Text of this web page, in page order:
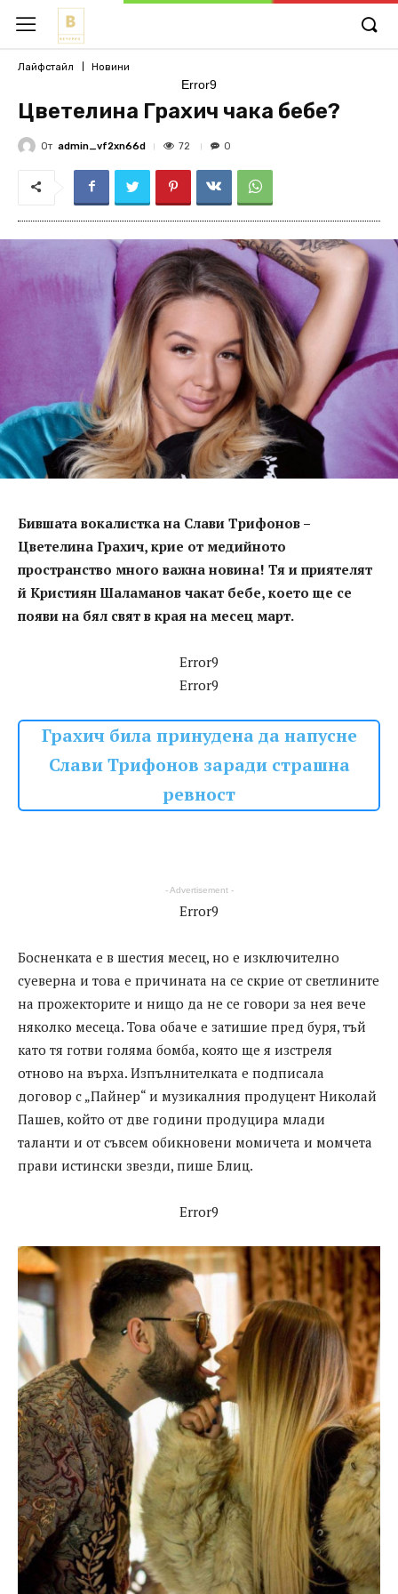
Лайфстайл Новини
Error9
Цветелина Грахич чака бебе?
От admin_vf2xn66d 72 0
Бившата вокалистка на Слави Трифонов –
Цветелина Грахич, крие от медийното
пространство много важна новина! Тя и приятелят
й Кристиян Шаламанов чакат бебе, което ще се
появи на бял свят в края на месец март.
Error9
Error9
Грахич била принудена да напусне
Слави Трифонов заради страшна
ревност
- Advertisement -
Error9
Босненката е в шестия месец, но е изключително
суеверна и това е причината на се скрие от светлините
на прожекторите и нищо да не се говори за нея вече
няколко месеца. Това обаче е затишие пред буря, тъй
като тя готви голяма бомба, която ще я изстреля
отново на върха. Изпълнителката е подписала
договор с „Пайнер“ и музикалния продуцент Николай
Пашев, който от две години продуцира млади
таланти и от съвсем обикновени момичета и момчета
прави истински звезди, пише Блиц.
Error9